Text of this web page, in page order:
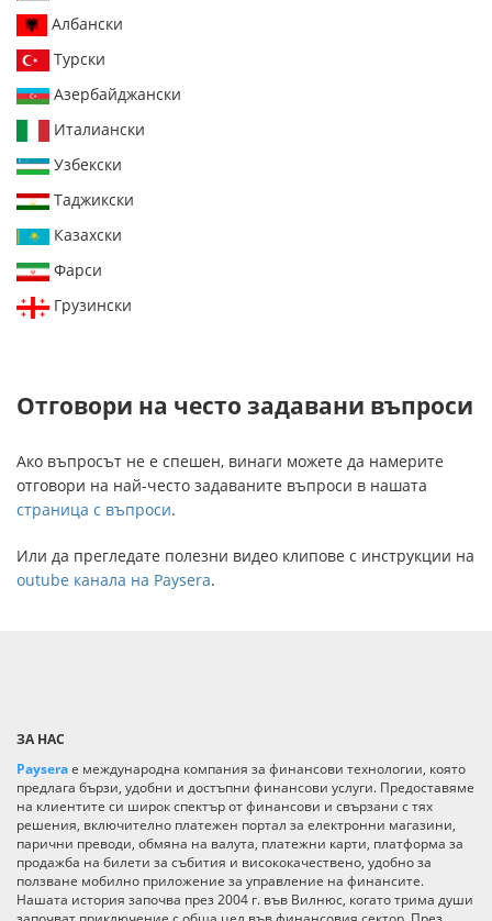
Албански
Турски
Азербайджански
Италиански
Узбекски
Таджикски
Казахски
Фарси
Грузински
Отговори на често задавани въпроси
Ако въпросът не е спешен, винаги можете да намерите
отговори на най-често задаваните въпроси в нашата
страница с въпроси.
Или да прегледате полезни видео клипове с инструкции на
outube канала на Paysera.
ЗА НАС
Payseraе международна компания за финансови технологии, която
предлага бързи, удобни и достъпни финансови услуги. Предоставяме
на клиентите си широк спектър от финансови и свързани с тях
решения, включително платежен портал за електронни магазини,
парични преводи, обмяна на валута, платежни карти, платформа за
продажба на билети за събития и висококачествено, удобно за
ползване мобилно приложение за управление на финансите.
Нашата история започва през 2004 г. във Вилнюс, когато трима души